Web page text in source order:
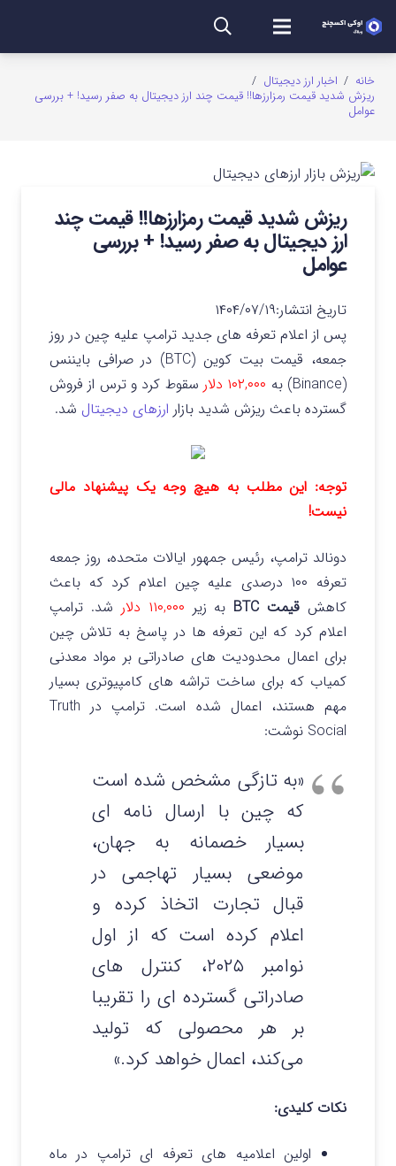
خانه / اخبار ارز دیجیتال /
ریزش شدید قیمت رمزارزها!! قیمت چند ارز دیجیتال به صفر رسید! + بررسی
عوامل
ریزش شدید قیمت رمزارزها!! قیمت چند
ارز دیجیتال به صفر رسید! + بررسی
عوامل
تاریخ انتشار:۱۴۰۴/۰۷/۱۹
پس از اعلام تعرفه های جدید ترامپ علیه چین در روز
جمعه، قیمت بیت کوین (BTC) در صرافی بایننس
(Binance) به
۱۰۲,۰۰۰ دلار
سقوط کرد و ترس از فروش
گسترده باعث ریزش شدید بازار ارزهای دیجیتال شد.
توجه: این مطلب به هیچ وجه یک پیشنهاد مالی
نیست!
دونالد ترامپ، رئیس جمهور ایالات متحده، روز جمعه
تعرفه ۱۰۰ درصدی علیه چین اعلام کرد که باعث
کاهش قیمت BTC به زیر ۱۱۰,۰۰۰ دلار شد. ترامپ
اعلام کرد که این تعرفه ها در پاسخ به تلاش چین
برای اعمال محدودیت های صادراتی بر مواد معدنی
کمیاب که برای ساخت تراشه های کامپیوتری بسیار
مهم هستند، اعمال شده است. ترامپ در Truth
Social نوشت:
«به تازگی مشخص شده است
که چین با ارسال نامه ای
بسیار خصمانه به جهان،
موضعی بسیار تهاجمی در
قبال تجارت اتخاذ کرده و
اعلام کرده است که از اول
نوامبر ۲۰۲۵، کنترل های
صادراتی گسترده ای را تقریبا
بر هر محصولی که تولید
می‌کند، اعمال خواهد کرد.»
نکات کلیدی:
اولین اعلامیه های تعرفه ای ترامپ در ماه